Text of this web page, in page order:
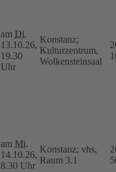
am Di.
13.10.26,
19.30
Uhr
Konstanz;
Kulturzentrum,
Wolkensteinsaal
am Mi.
14.10.26,
8.30 Uhr
Konstanz; vhs,
Raum 3.1